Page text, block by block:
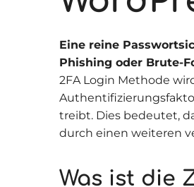
Eine reine
Phishing oder Brute-
2FA Login Methode
treibt. Dies bedeutet,
durch einen weiteren
Was ist die